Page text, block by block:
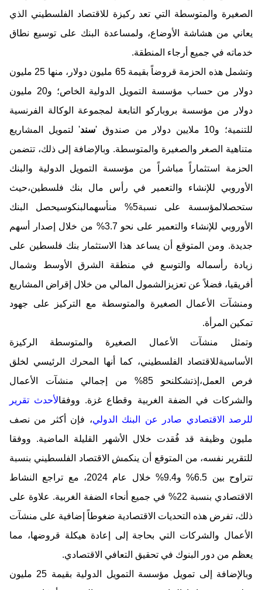
الصغيرة والمتوسطة التي تعد ركيزة للاقتصاد الفلسطيني الذي
يعاني منهشاشة الأوضاع، ولمساعدة البنك على توسيع نطاق
خدماته في جميع أرجاء المنطقة.
وتشمل هذه الحزمة قروضاً بقيمة 65 مليون دولار، منها
25
مليون
دولار من حساب مؤسسة التمويل الدولية
الخاص؛ و20 مليون
دولار من مؤسسة بروباركو التابعة لمجموعة الوكالة الفرنسية
للتنمية؛ و10 ملايين دولار من صندوق '
سند' لتمويل المشاريع
متناهية الصغر والصغيرة والمتوسطة. وبالإضافة إلى ذلك، تتضمن
الحزمة استثمار
مباشر من مؤسسة التمويل الدولية والبنك
الأوروبي للإنشاء والتعمير
في رأس مال بنك فلسطين،حيث
ستحصلالمؤسسة على نسبة5% منأسهمالبنكوسيحصل
البنك
الأوروبي للإنشاء والتعمير
على
نحو 3.7% من خلال إصدار أسهم
جديدة. ومن المتوقع أن يساعد هذا الاستثمار بنك فلسطين على
زيادة رأسماله والتوسع في منطقة الشرق الأوسط وشمال
أفريقيا، فضلاً عن تعزيز الشمول المالي من خلال إقراض المشاريع
ومنشآت الأعمال الصغيرة والمتوسطة مع التركيز على جهود
تمكين المرأة.
وتمثل منشآت الأعمال الصغيرة والمتوسطة
الركيزة
الأساسيةللاقتصاد الفلسطيني، كما أنها المحرك الرئيسي لخلق
فرص العمل، إذتشكل
نحو 85% من إجمالي منشآت الأعمال
والشركات في الضفة الغربية وقطاع غزة. ووفقالأحدث تقرير
للرصد الاقتصادي صادر عن البنك الدولي، فإن أكثر من نصف
مليون وظيفة قد فُقدت خلال الأشهر القليلة الماضية. ووفقا
للتقرير نفسه، من المتوقع أن ينكمش الاقتصاد
الفلسطيني بنسبة
تتراوح بين 6.5% و9.4% خلال عام 2024، مع تراجع النشاط
الاقتصادي بنسبة 22% في جميع أنحاء الضفة الغربية. علاوة على
ذلك، تفرض هذه التحديات الاقتصادية ضغوطاً إضافية على منشآت
الأعمال والشركات التي بحاجة إلى إعادة هيكلة قروضها، مما
يعظم من دور البنوك في تحقيق التعافي الاقتصادي.
وبالإضافة إلى تمويل مؤسسة التمويل الدولية بقيمة 25 مليون